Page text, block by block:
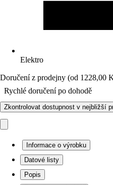
Elektro
Doručení z prodejny (od 1228,00
Rychlé doručení po dohodě
Zkontrolovat dostupnost v nejbližší
Informace o výrobku
Datové listy
Popis